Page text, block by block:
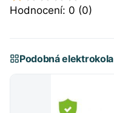
Hodnocení: 0 (0)
Podobná elektrokola